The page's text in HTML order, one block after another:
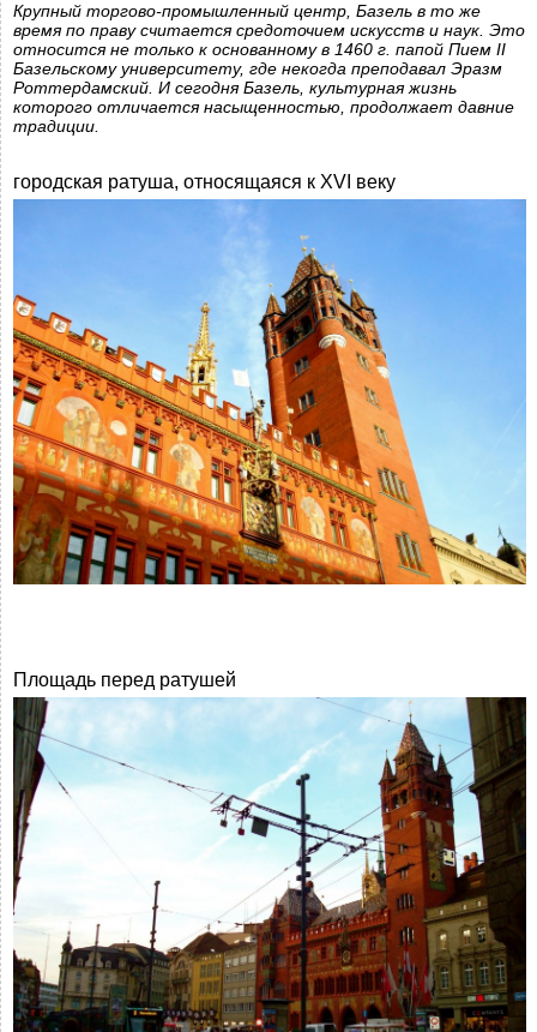
Крупный торгово-промышленный центр, Базель в то же
время по праву считается средоточием искусств и наук. Это
относится не только к основанному в 1460 г. папой Пием II
Базельскому университету, где некогда преподавал Эразм
Роттердамский. И сегодня Базель, культурная жизнь
которого отличается насыщенностью, продолжает давние
традиции.
городская ратуша, относящаяся к ХVI веку
Площадь перед ратушей